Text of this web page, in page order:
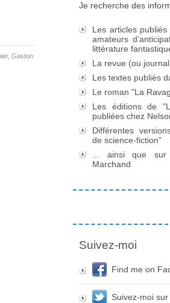
, Gaston
Je recherche des
Les articles
amateurs
littérature
La revue (ou
Les textes publiés
Le roman "La
Les éditions de
publiées chez
Différentes
de science-fiction"
... ainsi que sur
Marchand
Suivez-moi
Find me on
Suivez-moi